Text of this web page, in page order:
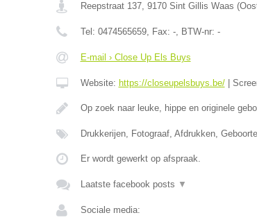
Reepstraat 137, 9170 Sint Gillis Waas (
Tel: 0474565659, Fax: -, BTW-nr: -
E-mail › Close Up Els Buys
Website: https://closeupelsbuys.be/|
Op zoek naar leuke, hippe en originele
Drukkerijen, Fotograaf, Afdrukken,
Er wordt gewerkt op afspraak.
Laatste facebook posts ▼
Sociale media: